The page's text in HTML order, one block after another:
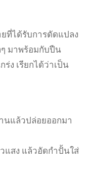
ที่ได้รับการดัดแปลง
มาพร้อมกับปืน
ง เรียกได้ว่าเป็น
นแล้วปล่อยออกมา
แสง แล้วอัดกำปั้นใส่